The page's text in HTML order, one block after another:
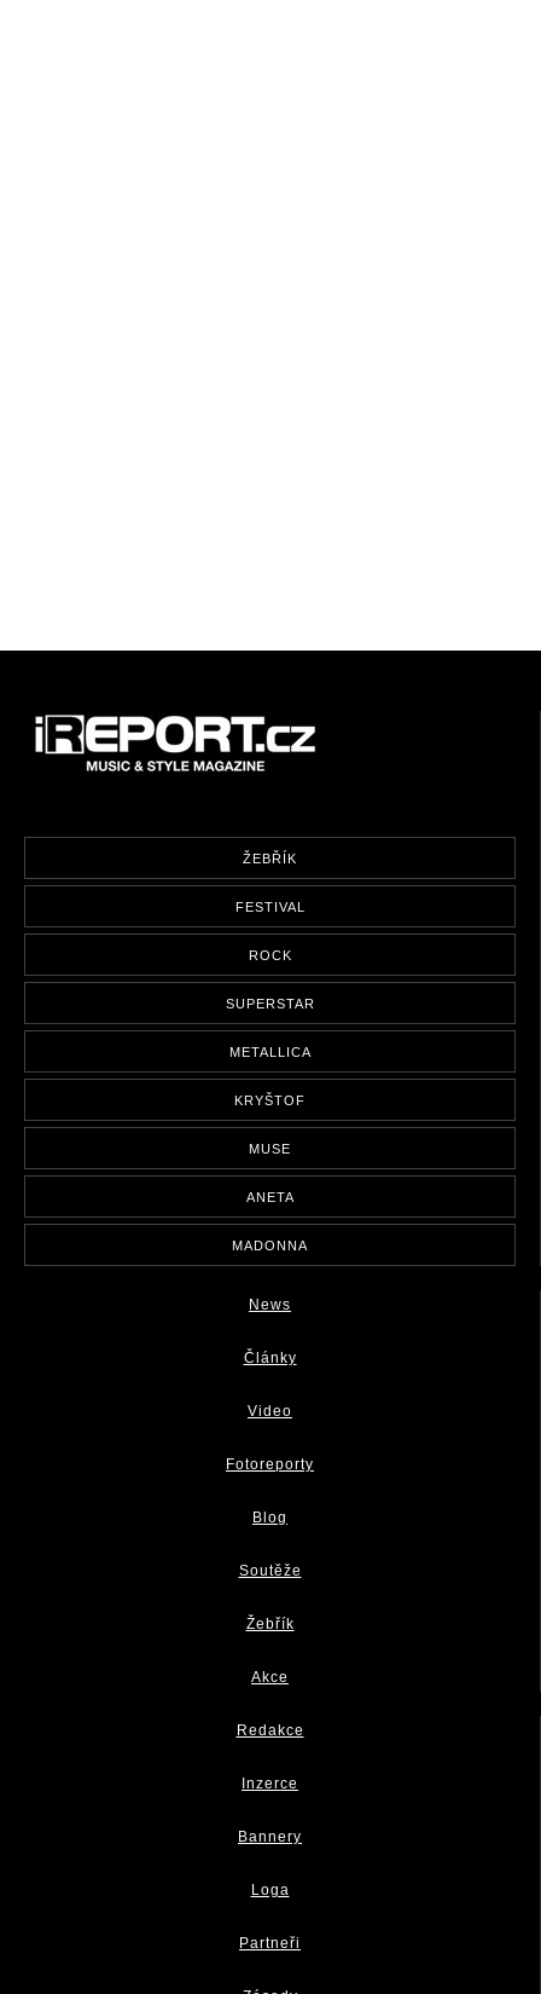
ŽEBŘÍK
FESTIVAL
ROCK
SUPERSTAR
METALLICA
KRYŠTOF
MUSE
ANETA
MADONNA
News
Články
Video
Fotoreporty
Blog
Soutěže
Žebřík
Akce
Redakce
Inzerce
Bannery
Loga
Partneři